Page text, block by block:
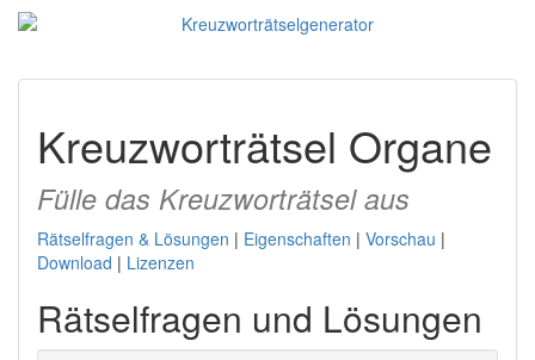
Kreuzworträtsel Organe
Fülle das Kreuzworträtsel aus
Rätselfragen & Lösungen | Eigenschaften | Vorschau |
Download | Lizenzen
Rätselfragen und Lösungen